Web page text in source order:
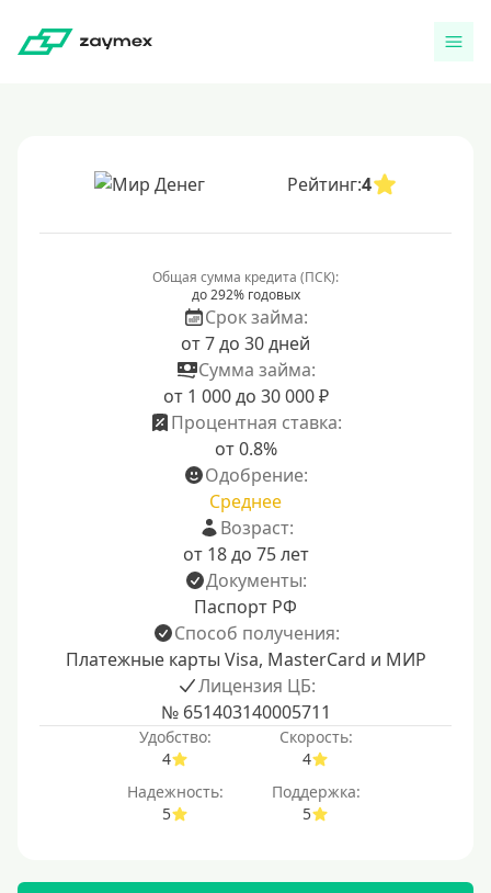
Рейтинг:4
Общая сумма кредита (ПСК):
до 292% годовых
Срок займа:
от 7 до 30 дней
Сумма займа:
от 1 000 до 30 000 ₽
Процентная ставка:
от 0.8%
Одобрение:
Среднее
Возраст:
от 18 до 75 лет
Документы:
Паспорт РФ
Способ получения:
Платежные карты Visa, MasterCard и МИР
Лицензия ЦБ:
№ 651403140005711
Удобство:
4
Скорость:
4
Надежность:
5
Поддержка:
5